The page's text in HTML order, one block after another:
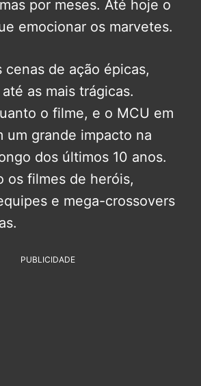
por meses. Até hoje o
emocionar os marvetes.
cenas de ação épicas,
as mais trágicas.
o filme, e o MCU em
um grande impacto na
dos últimos 10 anos.
os filmes de heróis,
e mega-crossovers
PUBLICIDADE